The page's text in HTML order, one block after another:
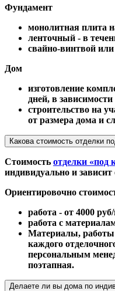
Фундамент
монолитная плита
ленточный - в
свайно-винтвой
Дом
изготовление
дней, в зависимости
строительство на
от размера дома и
Какова стоимость отделки
Стоимость отделки «под
индивидуально и
Ориентировочно
работа - от 4000
работа с
Материалы, работы
каждого
персональным
поэтапная.
Делаете ли вы дома по